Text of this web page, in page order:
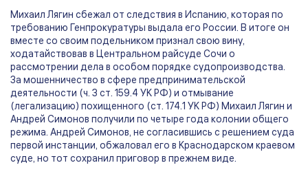
Михаил Лягин сбежал от следствия в Испанию, которая по
требованию Генпрокуратуры выдала его России. В итоге он
вместе со своим подельником признал свою вину,
ходатайствовав в Центральном райсуде Сочи о
рассмотрении дела в особом порядке судопроизводства.
За мошенничество в сфере предпринимательской
деятельности (ч. 3 ст. 159.4 УК РФ) и отмывание
(легализацию) похищенного (ст. 174.1 УК РФ) Михаил Лягин и
Андрей Симонов получили по четыре года колонии общего
режима. Андрей Симонов, не согласившись с решением суда
первой инстанции, обжаловал его в Краснодарском краевом
суде, но тот сохранил приговор в прежнем виде.